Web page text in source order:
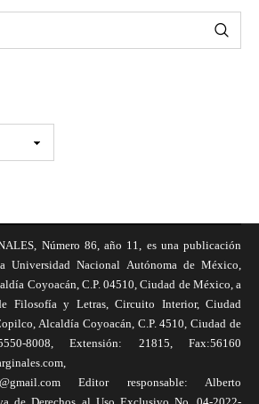
Número 86, año 11, es una publicación
Universidad Nacional Autónoma de México,
Coyoacán, C.P. 04510, Ciudad de México, a
Filosofía y Letras, Circuito Interior, Ciudad
Alcaldía Coyoacán, C.P. 4510, Ciudad de
8008, Extensión: 21815, Fax:56160
Editor responsable: Alberto